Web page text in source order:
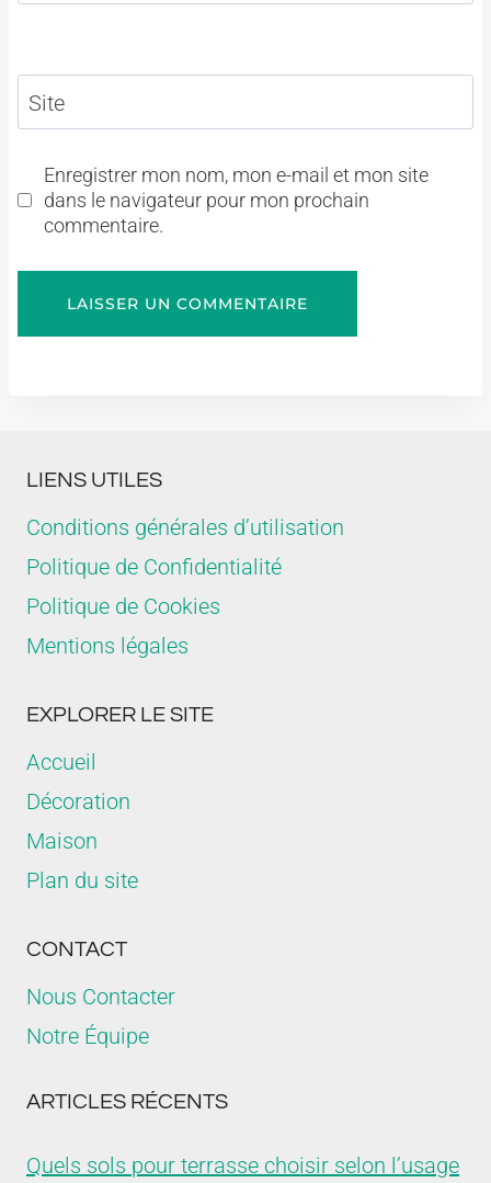
Site
Enregistrer mon nom, mon e-mail et mon site
dans le navigateur pour mon prochain
commentaire.
LIENS UTILES
Conditions générales d’utilisation
Politique de Confidentialité
Politique de Cookies
Mentions légales
EXPLORER LE SITE
Accueil
Décoration
Maison
Plan du site
CONTACT
Nous Contacter
Notre Équipe
ARTICLES RÉCENTS
Quels sols pour terrasse choisir selon l’usage